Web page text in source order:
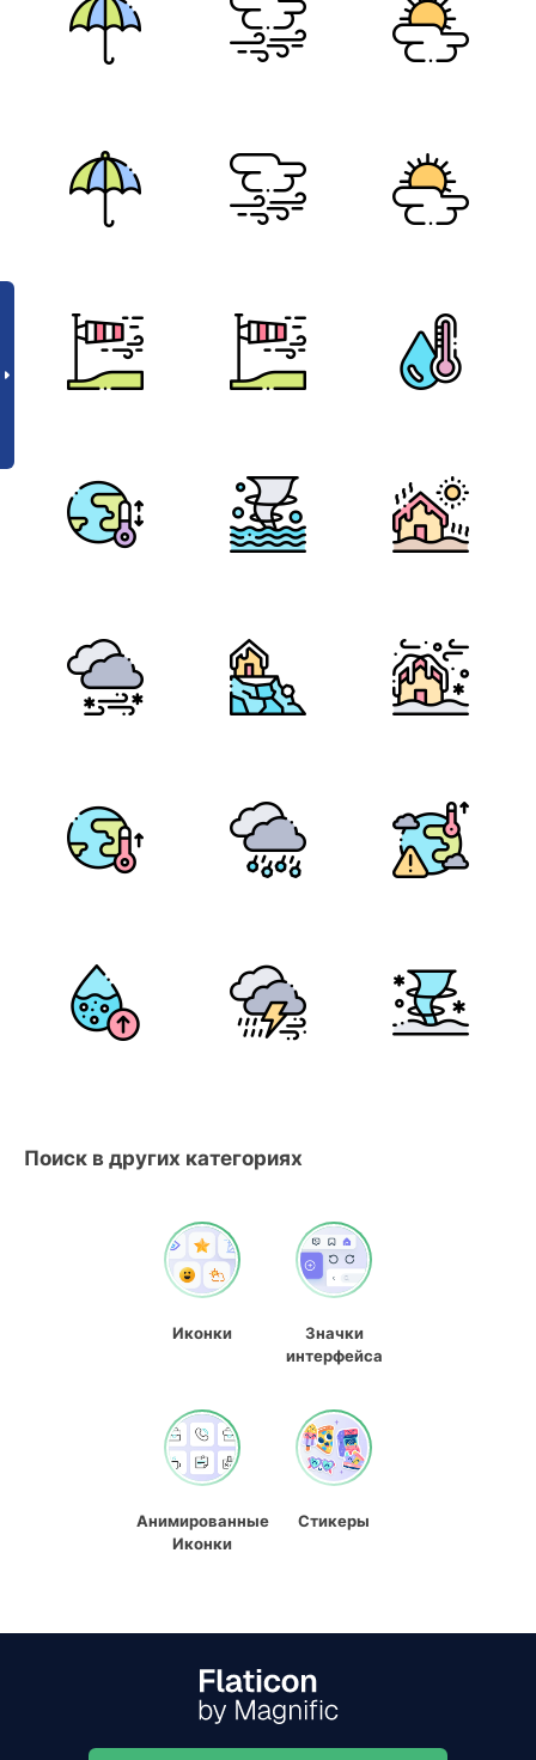
Поиск в других категориях
Иконки
Значки
интерфейса
Анимированные
Иконки
Стикеры